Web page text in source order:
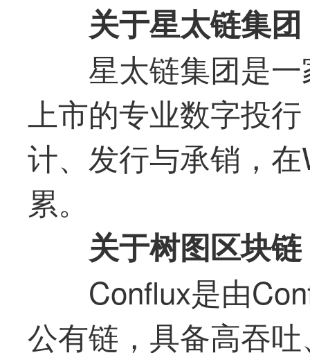
关于星太链集
星太链集团是
上市的专业数字投
计、发行与承销，
累。
关于树图区块
Conflux是由
公有链，具备高吞